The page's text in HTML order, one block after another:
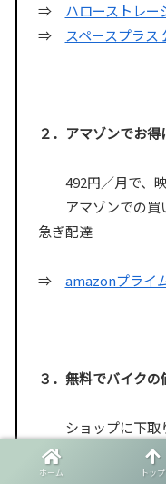
⇒ ハローストレー
⇒ スペースプラス
２．アマゾンでお得
492円／月で、映
アマゾンでの買
急ぎ配達
⇒ amazonプライ
３．無料でバイクの
ショップに下取
高値で売って、次
ホーム トップ